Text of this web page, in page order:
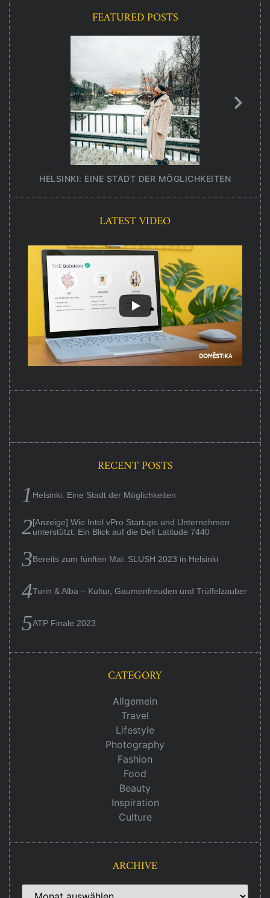
FEATURED POSTS
HELSINKI: EINE STADT DER MÖGLICHKEITEN
LATEST VIDEO
RECENT POSTS
Helsinki: Eine Stadt der Möglichkeiten
[Anzeige] Wie Intel vPro Startups und Unternehmen
unterstützt: Ein Blick auf die Dell Latitude 7440
Bereits zum fünften Mal: SLUSH 2023 in Helsinki
Turin & Alba – Kultur, Gaumenfreuden und Trüffelzauber
ATP Finale 2023
CATEGORY
Allgemein
Travel
Lifestyle
Photography
Fashion
Food
Beauty
Inspiration
Culture
ARCHIVE